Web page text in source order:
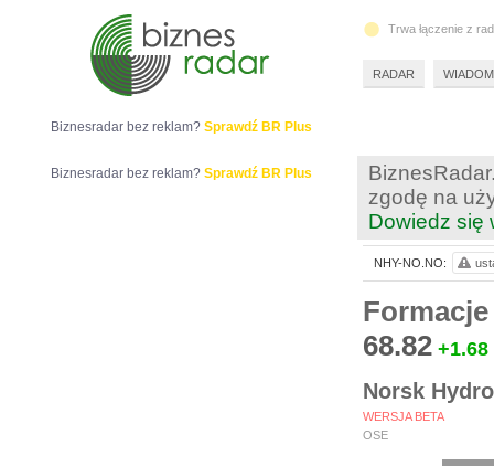
zgodę na
Dowiedz się
68.82 +1.68
Norsk
WERSJA BETA
OSE
NHY-NO.NO:
Biznesradar bez reklam? Sprawdź BR Plus
Biznesradar bez reklam? Sprawdź BR Plus
Trwa łączenie z
RADAR